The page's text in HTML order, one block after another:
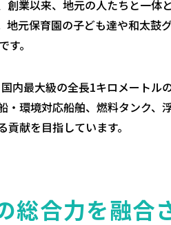
創業以来、地元の人たちと一
元保育園の子ども達や和太
。
内最大級の全長1キロメート
環境対応船舶、燃料タンク
献を目指しています。
総合力を融合